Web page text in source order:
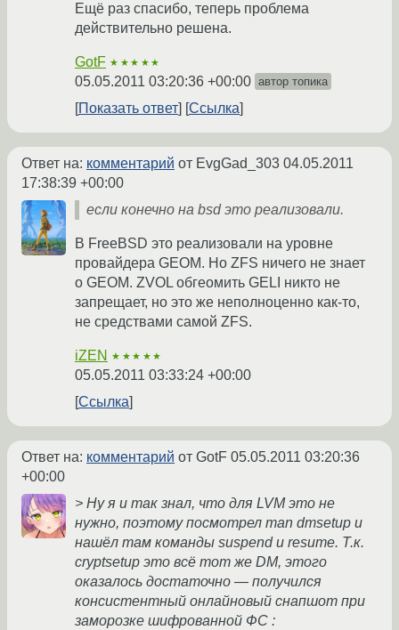
Ещё раз спасибо, теперь проблема
действительно решена.
GotF ★★★★★
05.05.2011 03:20:36 +00:00 автор топика
Показать ответ Ссылка
Ответ на: комментарий от EvgGad_303 04.05.2011
17:38:39 +00:00
если конечно на bsd это реализовали.
В FreeBSD это реализовали на уровне
провайдера GEOM. Но ZFS ничего не знает
о GEOM. ZVOL обгеомить GELI никто не
запрещает, но это же неполноценно как-то,
не средствами самой ZFS.
iZEN ★★★★★
05.05.2011 03:33:24 +00:00
Ссылка
Ответ на: комментарий от GotF 05.05.2011 03:20:36
+00:00
> Ну я и так знал, что для LVM это не
нужно, поэтому посмотрел man dmsetup и
нашёл там команды suspend и resume. Т.к.
cryptsetup это всё тот же DM, этого
оказалось достаточно — получился
консистентный онлайновый снапшот при
заморозке шифрованной ФС :